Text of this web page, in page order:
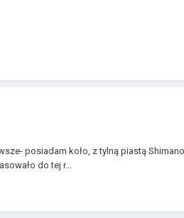
posiadam koło, z tylną piastą
do tej r...